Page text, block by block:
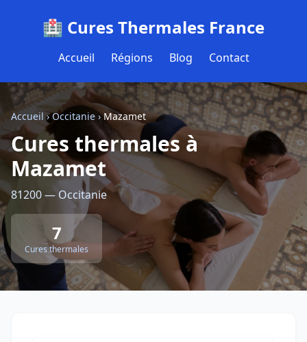
🏥 Cures Thermales France
Accueil Régions Blog Contact
Accueil ›Occitanie ›Mazamet
Cures thermales à
Mazamet
81200 — Occitanie
7
Cures thermales